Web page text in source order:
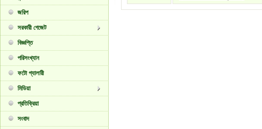
জরিপ
সরকারী গেজেট
বিজ্ঞপ্তি
পরিসংখ্যান
ফটো গ্যালারী
মিডিয়া
প্রতিক্রিয়া
সংবাদ